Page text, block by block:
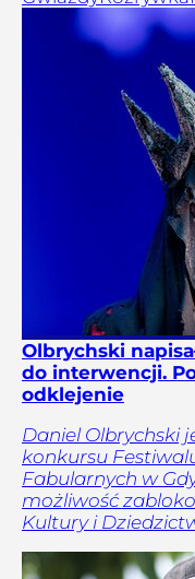
Olbrychski
do interwencji.
odklejenie
Daniel Olbrychski
konkursu
Fabularnych w
możliwość
Kultury i